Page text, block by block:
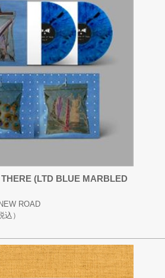
(LTD BLUE MARBLED
ROAD
込）